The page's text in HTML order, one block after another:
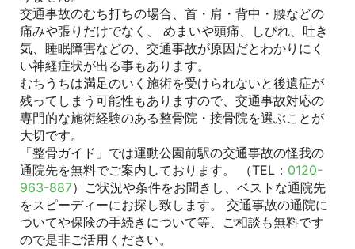
交通事故のむち打ちの場合、首・肩・背中・腰などの
痛みや張りだけでなく、 めまいや頭痛、しびれ、吐き
気、睡眠障害などの、交通事故が原因だとわかりにく
い神経症状が出る事もあります。
むちうちは満足のいく施術を受けられないと後遺症が
残ってしまう可能性もありますので、交通事故対応の
専門的な施術経験のある整骨院・接骨院を選ぶことが
大切です。
「整骨ガイド」では運動公園前駅の交通事故の怪我の
通院先を無料でご案内しております。 （TEL： 0120-
963-887）ご状況や条件をお聞きし、ベストな通院先
をスピーディーにお探し致します。 交通事故の通院に
ついてや保険の手続きについて等、ご相談も無料です
ので是非ご活用ください。